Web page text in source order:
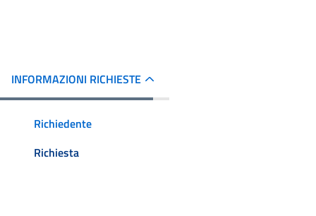
INFORMAZIONI RICHIESTE
Richiedente
Richiesta